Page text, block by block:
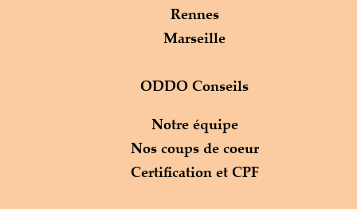
Rennes
Marseille
ODDO Conseils
Notre équipe
Nos coups de coeur
Certification et CPF